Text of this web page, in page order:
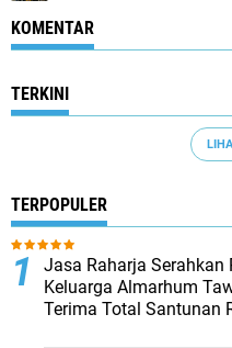
KOMENTAR
TERKINI
TERPOPULER
Jasa Raharja Serahkan
Keluarga Almarhum
Terima Total Santunan